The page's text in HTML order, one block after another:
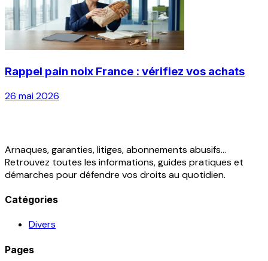
Rappel pain noix France : vérifiez vos achats
26 mai 2026
Arnaques, garanties, litiges, abonnements abusifs...
Retrouvez toutes les informations, guides pratiques et
démarches pour défendre vos droits au quotidien.
Catégories
Divers
Pages